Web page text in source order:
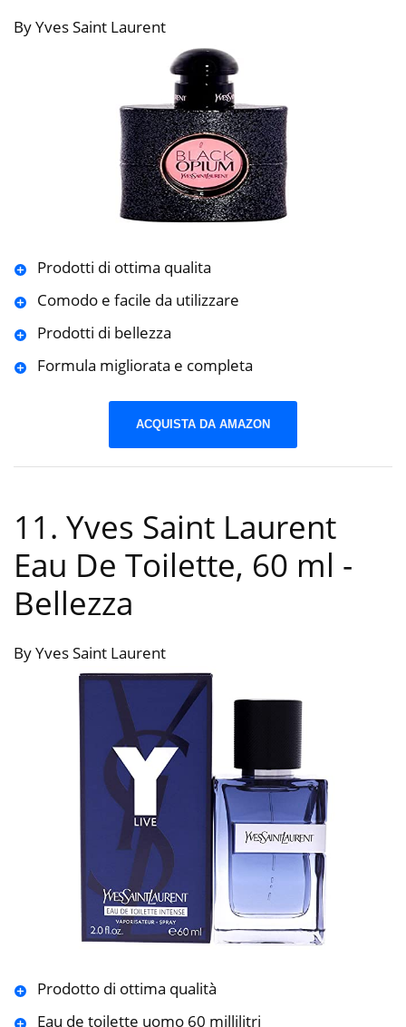
By Yves Saint Laurent
Prodotti di ottima qualita
Comodo e facile da utilizzare
Prodotti di bellezza
Formula migliorata e completa
ACQUISTA DA AMAZON
11. Yves Saint Laurent
Eau De Toilette, 60 ml -
Bellezza
By Yves Saint Laurent
Prodotto di ottima qualità
Eau de toilette uomo 60 millilitri